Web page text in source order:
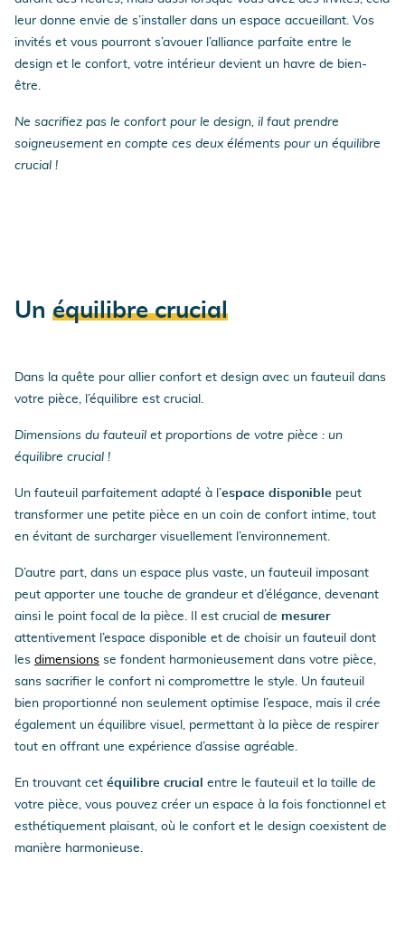
leur donne envie de s’installer dans un espace accueillant. Vos
invités et vous pourront s’avouer l’alliance parfaite entre le
design et le confort, votre intérieur devient un havre de bien-
être.
Ne sacrifiez pas le confort pour le design, il faut prendre
soigneusement en compte ces deux éléments pour un équilibre
crucial !
Un équilibre crucial
Dans la quête pour allier confort et design avec un fauteuil dans
votre pièce, l’équilibre est crucial.
Dimensions du fauteuil et proportions de votre pièce : un
équilibre crucial !
Un fauteuil parfaitement adapté à l’espace disponible peut
transformer une petite pièce en un coin de confort intime, tout
en évitant de surcharger visuellement l’environnement.
D’autre part, dans un espace plus vaste, un fauteuil imposant
peut apporter une touche de grandeur et d’élégance, devenant
ainsi le point focal de la pièce. Il est crucial de mesurer
attentivement l’espace disponible et de choisir un fauteuil dont
les dimensions se fondent harmonieusement dans votre pièce,
sans sacrifier le confort ni compromettre le style. Un fauteuil
bien proportionné non seulement optimise l’espace, mais il crée
également un équilibre visuel, permettant à la pièce de respirer
tout en offrant une expérience d’assise agréable.
En trouvant cet équilibre crucial entre le fauteuil et la taille de
votre pièce, vous pouvez créer un espace à la fois fonctionnel et
esthétiquement plaisant, où le confort et le design coexistent de
manière harmonieuse.